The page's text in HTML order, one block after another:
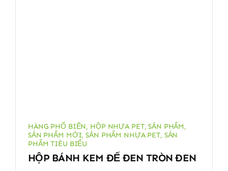
HÀNG PHỔ BIẾN, HỘP NHỰA PET,SẢN PHẨM,
SẢN PHẨM MỚI,SẢN PHẨM NHỰA PET, SẢN
PHẨM TIÊU BIỂU
HỘP BÁNH KEM ĐẾ ĐEN TRÒN ĐEN